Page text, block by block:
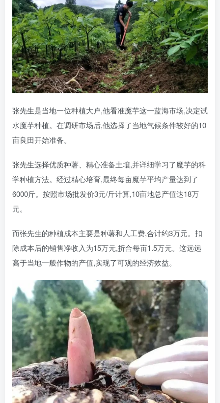
张先生是当地一位种植大户,他看准魔芋这一蓝海市场,决定试
水魔芋种植。在调研市场后,他选择了当地气候条件较好的10
亩良田开始准备。
张先生选择优质种薯、精心准备土壤,并详细学习了魔芋的科
学种植方法。经过精心培育,最终每亩魔芋平均产量达到了
6000斤。按照市场批发价3元/斤计算,10亩地总产值达18万
元。
而张先生的种植成本主要是种薯和人工费,合计约3万元。扣
除成本后的销售净收入为15万元,折合每亩1.5万元。这远远
高于当地一般作物的产值,实现了可观的经济效益。